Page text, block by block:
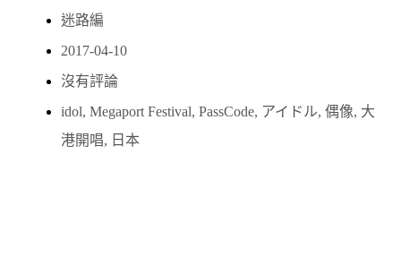
迷路編
2017-04-10
沒有評論
idol, Megaport Festival, PassCode, アイドル, 偶像, 大
港開唱, 日本